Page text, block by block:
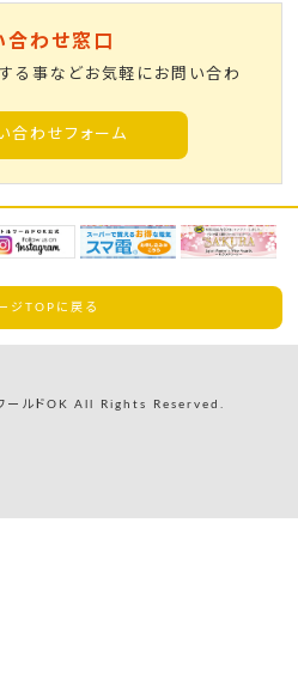
合わせ窓口
る事などお気軽にお問い合わ
合わせフォーム
ジTOPに戻る
ールドOK All Rights Reserved.